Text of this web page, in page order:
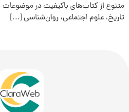
متنوع از کتاب‌های باکیفیت در موضوعات
تاریخ، علوم اجتماعی، روان‌شناسی […]